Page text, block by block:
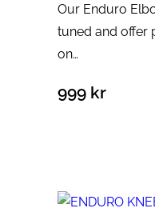
Our Enduro
tuned and offer
on…
999 kr